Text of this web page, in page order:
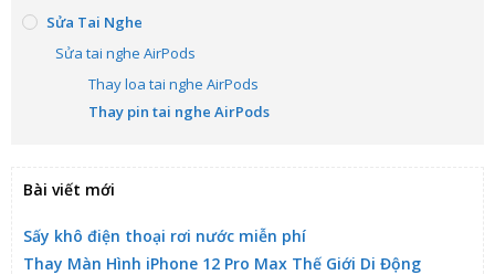
Sửa Tai Nghe
Sửa tai nghe AirPods
Thay loa tai nghe AirPods
Thay pin tai nghe AirPods
Bài viết mới
Sấy khô điện thoại rơi nước miễn phí
Thay Màn Hình iPhone 12 Pro Max Thế Giới Di Động